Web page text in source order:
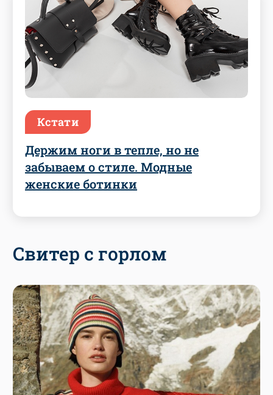
Кстати
Держим ноги в тепле, но не
забываем о стиле. Модные
женские ботинки
Свитер с горлом